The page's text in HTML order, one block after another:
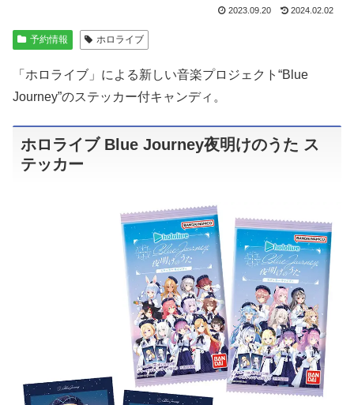
2023.09.20 2024.02.02
予約情報 ホロライブ
「ホロライブ」による新しい音楽プロジェクト“Blue
Journey”のステッカー付キャンディ。
ホロライブ Blue Journey夜明けのうた ス
テッカー